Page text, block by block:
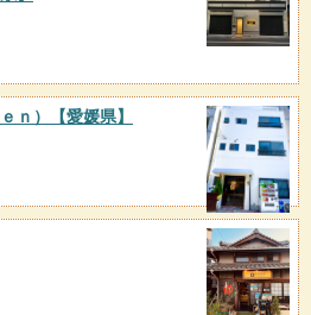
ｎ） 【愛媛県】